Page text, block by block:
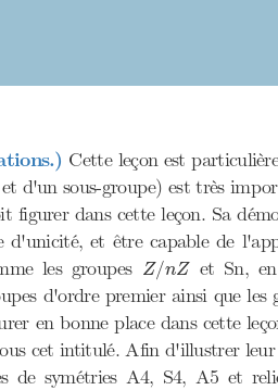
Cette leçon est
sous-groupe) est très
figurer dans cette leçon. Sa
et être capable de
les groupes Z/nZ
Z/n Zet Sn, en
d'ordre premier ainsi que les
en bonne place dans cette
cet intitulé. Afin d'illustrer
de symétries A4, S4, A5 et